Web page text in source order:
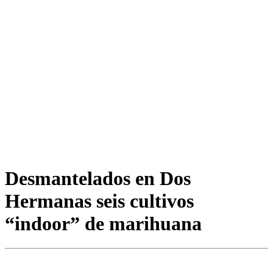
Desmantelados en Dos
Hermanas seis cultivos
“indoor” de marihuana